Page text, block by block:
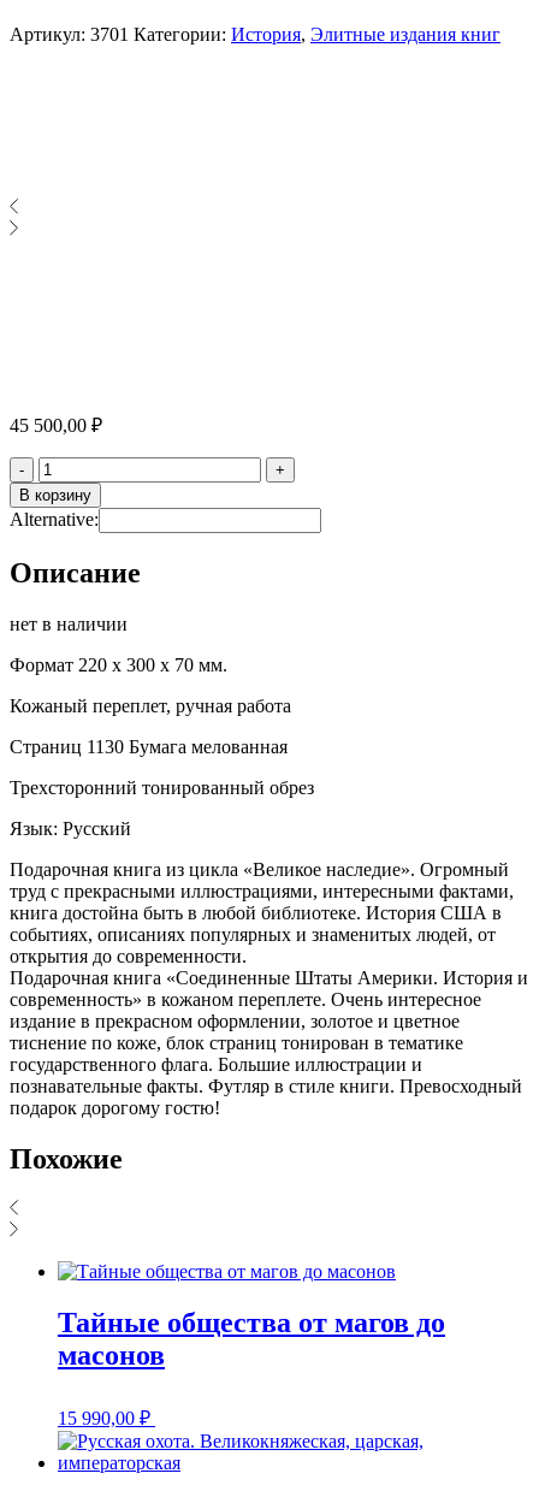
Артикул: 3701 Категории: История, Элитные издания книг
45 500,00 ₽
- Количество
+
В корзину
Alternative:
Описание
нет в наличии
Формат 220 x 300 х 70 мм.
Кожаный переплет, ручная работа
Страниц 1130 Бумага мелованная
Трехсторонний тонированный обрез
Язык: Русский
Подарочная книга из цикла «Великое наследие»‎. Огромный
труд с прекрасными иллюстрациями, интересными фактами,
книга достойна быть в любой библиотеке. История США в
событиях, описаниях популярных и знаменитых людей, от
открытия до современности.
Подарочная книга «Соединенные Штаты Америки. История и
современность»‎ в кожаном переплете. Очень интересное
издание в прекрасном оформлении, золотое и цветное
тиснение по коже, блок страниц тонирован в тематике
государственного флага. Большие иллюстрации и
познавательные факты. Футляр в стиле книги. Превосходный
подарок дорогому гостю!
Похожие
Тайные общества от магов до
масонов
15 990,00 ₽